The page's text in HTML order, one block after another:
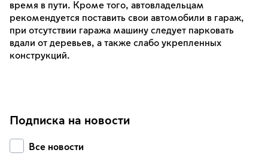
время в пути. Кроме того, автовладельцам
рекомендуется поставить свои автомобили в гараж,
при отсутствии гаража машину следует парковать
вдали от деревьев, а также слабо укрепленных
конструкций.
Подписка на новости
Все новости